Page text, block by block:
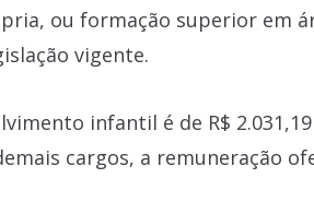
ou formação superior em
vigente.
infantil é de R$
cargos, a remuneração